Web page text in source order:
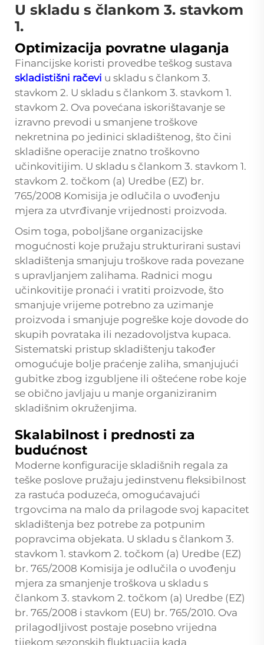
U skladu s člankom 3. stavkom
1.
Optimizacija povratne ulaganja
Financijske koristi provedbe teškog sustava
skladistišni račevi u skladu s člankom 3.
stavkom 2. U skladu s člankom 3. stavkom 1.
stavkom 2. Ova povećana iskorištavanje se
izravno prevodi u smanjene troškove
nekretnina po jedinici skladištenog, što čini
skladišne operacije znatno troškovno
učinkovitijim. U skladu s člankom 3. stavkom 1.
stavkom 2. točkom (a) Uredbe (EZ) br.
765/2008 Komisija je odlučila o uvođenju
mjera za utvrđivanje vrijednosti proizvoda.
Osim toga, poboljšane organizacijske
mogućnosti koje pružaju strukturirani sustavi
skladištenja smanjuju troškove rada povezane
s upravljanjem zalihama. Radnici mogu
učinkovitije pronaći i vratiti proizvode, što
smanjuje vrijeme potrebno za uzimanje
proizvoda i smanjuje pogreške koje dovode do
skupih povrataka ili nezadovoljstva kupaca.
Sistematski pristup skladištenju također
omogućuje bolje praćenje zaliha, smanjujući
gubitke zbog izgubljene ili oštećene robe koje
se obično javljaju u manje organiziranim
skladišnim okruženjima.
Skalabilnost i prednosti za
budućnost
Moderne konfiguracije skladišnih regala za
teške poslove pružaju jedinstvenu fleksibilnost
za rastuća poduzeća, omogućavajući
trgovcima na malo da prilagode svoj kapacitet
skladištenja bez potrebe za potpunim
popravcima objekata. U skladu s člankom 3.
stavkom 1. stavkom 2. točkom (a) Uredbe (EZ)
br. 765/2008 Komisija je odlučila o uvođenju
mjera za smanjenje troškova u skladu s
člankom 3. stavkom 2. točkom (a) Uredbe (EZ)
br. 765/2008 i stavkom (EU) br. 765/2010. Ova
prilagodljivost postaje posebno vrijedna
tijekom sezonskih fluktuacija kada